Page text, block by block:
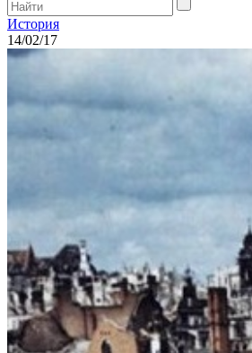
История
14/02/17